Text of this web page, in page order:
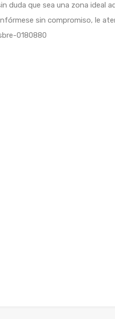
duda que sea una zona ideal
sin compromiso, le
0180880